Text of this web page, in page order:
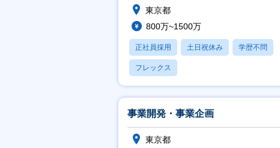
東京都
800万~1500万
正社員採用 土日祝休み 学歴不問
フレックス
事業開発・事業企画
東京都